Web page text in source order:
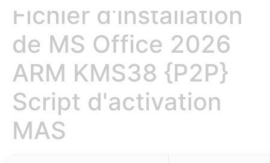
Fichier d'installation
de MS Office 2026
ARM KMS38 {P2P}
Script d'activation
MAS